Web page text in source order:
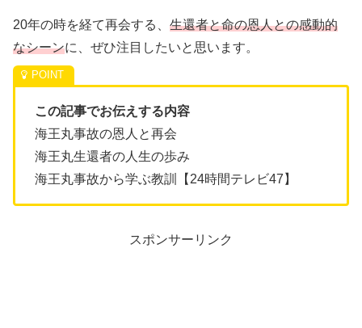
20年の時を経て再会する、 生還者と命の恩人との感動的
なシーンに、ぜひ注目したいと思います。
この記事でお伝えする内容
海王丸事故の恩人と再会
海王丸生還者の人生の歩み
海王丸事故から学ぶ教訓【24時間テレビ47】
スポンサーリンク